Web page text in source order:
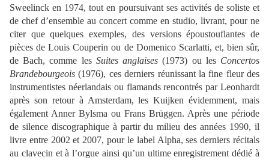
Sweelinck en 1974, tout en poursuivant ses activités de soliste et
de chef d’ensemble au concert comme en studio, livrant, pour ne
citer que quelques exemples, des versions époustouflantes de
pièces de Louis Couperin ou de Domenico Scarlatti, et, bien sûr,
de Bach, comme les Suites anglaises (1973) ou les Concertos
Brandebourgeois (1976), ces derniers réunissant la fine fleur des
instrumentistes néerlandais ou flamands rencontrés par Leonhardt
après son retour à Amsterdam, les Kuijken évidemment, mais
également Anner Bylsma ou Frans Brüggen. Après une période
de silence discographique à partir du milieu des années 1990, il
livre entre 2002 et 2007, pour le label Alpha, ses derniers récitals
au clavecin et à l’orgue ainsi qu’un ultime enregistrement dédié à